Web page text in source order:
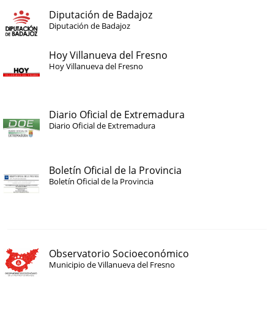
Diputación de Badajoz
Diputación de Badajoz
Hoy Villanueva del Fresno
Hoy Villanueva del Fresno
Diario Oficial de Extremadura
Diario Oficial de Extremadura
Boletín Oficial de la Provincia
Boletín Oficial de la Provincia
Observatorio Socioeconómico
Municipio de Villanueva del Fresno